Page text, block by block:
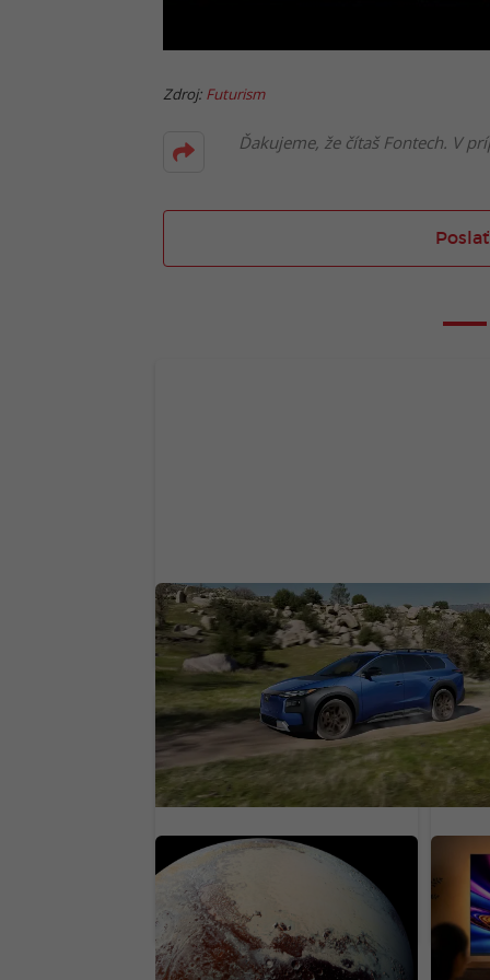
Zdroj: Futurism
Ďakujeme, že čítaš Fontech. V
Subaru sa trápi. Značka platí veľké
peniaze, aby presvedčila ľudí o
elektromobiloch
Pluto sa čoraz viac
vzďaľuje od Slnka. Jeho
atmosféra sa začala
rapídne scvrkávať
Do